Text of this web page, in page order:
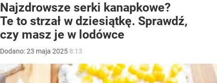
Najzdrowsze serki kanapkowe?
Te to strzał w dziesiątkę. Sprawdź,
czy masz je w lodówce
Dodano:23 maja 2025 8:13